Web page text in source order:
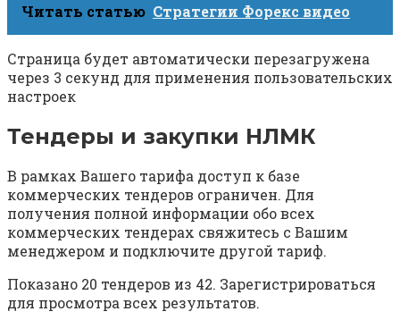
Читать статью Стратегии Форекс видео
Страница будет автоматически перезагружена
через 3 секунд для применения пользовательских
настроек
Тендеры и закупки НЛМК
В рамках Вашего тарифа доступ к базе
коммерческих тендеров ограничен. Для
получения полной информации обо всех
коммерческих тендерах свяжитесь с Вашим
менеджером и подключите другой тариф.
Показано 20 тендеров из 42. Зарегистрироваться
для просмотра всех результатов.